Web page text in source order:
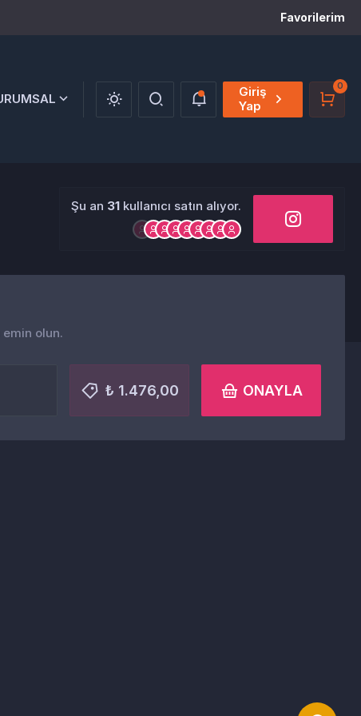
Favorilerim
Giriş
Yap
0
Şu an 31 kullanıcı satın alıyor.
emin olun.
₺ 1.476,00 ONAYLA